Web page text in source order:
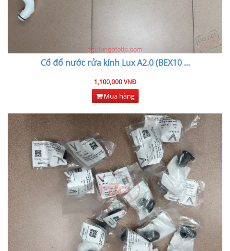
Cổ đổ nước rửa kính Lux A2.0 (BEX10...
1,100,000 VNĐ
Mua hàng